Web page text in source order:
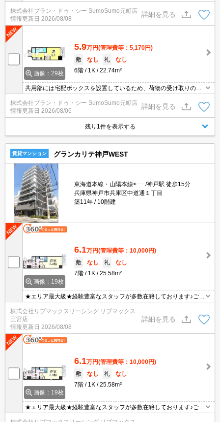
ているので安心して暮らせます。収納はシューズボックス・クロゼ
ットなどが備え付けられているので、衣類や日用品の収納に重宝し
ます。室内設備は洗面化粧台・浴室乾燥機などが揃っているので、
快適に過ごしやすいお部屋になります。フローリング仕様の物件で
株式会社プラン・ドゥ・シー SumoSumo元町店
情報更新日 2026/08/08
詳細を見る
画像：29枚
5.9万円(管理費等：5,170円)
敷
なし 礼
なし
6階
1K 22.74m²
共用部には宅配ボックスを設置しているため、荷物の受け取りのた
めに早く帰宅する必要がありません。セキュリティ面は、オートロ
ック・TVインターホンなど充実しているので安心して生活できま
す。収納はシューズボックス・クロゼットなど豊富なので、広々と
空間を利用することも可能です。駐輪場が付いている物件です。
株式会社プラン・ドゥ・シー SumoSumo元町店
情報更新日 2026/08/06
詳細を見る
残り1件を表示する
賃貸マンション グランカリテ神戸WEST
東海道本線・山陽本線<･･･/神戸駅 徒歩15分
兵庫県神戸市兵庫区中道通１丁目
築11年
10階建
画像：19枚
6.1万円(管理費等：10,000円)
敷
なし 礼
なし
7階
1K 25.58m²
★エリア最大級★経験豊富なスタッフが多数在籍しております♪ご要
望がありましたらお申し付けください！初期費用クレジット支払可
能！オンライン内覧・オンライン契約等弊社に一度も来店せずとも
問題ありません♪弊社ではネットに掲載されている物件も全てご紹介
可能になりますので気になる物件は全て申し付けください★
株式会社リブマックスリーシング リブマックス
三宮店
情報更新日 2026/08/08
詳細を見る
画像：19枚
6.1万円(管理費等：10,000円)
敷
なし 礼
なし
7階
1K 25.58m²
★エリア最大級★経験豊富なスタッフが多数在籍しております♪ご要